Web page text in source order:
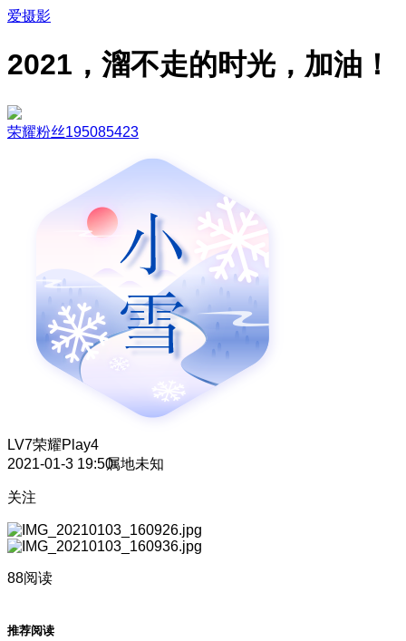
爱摄影
2021，溜不走的时光，加油！
荣耀粉丝195085423
LV7荣耀Play4
2021-01-3 19:50属地未知
关注
88阅读
推荐阅读